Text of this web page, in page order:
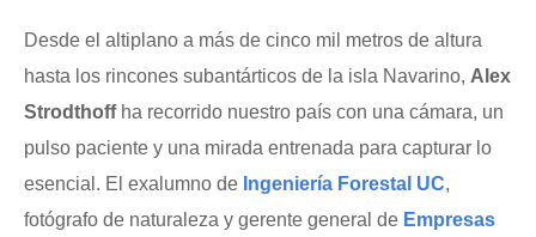
Desde el altiplano a más de cinco mil metros de altura
hasta los rincones subantárticos de la isla Navarino, Alex
Strodthoffha recorrido nuestro país con una cámara, un
pulso paciente y una mirada entrenada para capturar lo
esencial. El exalumno de Ingeniería Forestal UC,
fotógrafo de naturaleza y gerente general de Empresas